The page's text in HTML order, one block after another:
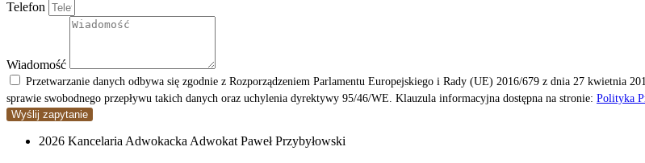
Telefon
Wiadomość
Przetwarzanie danych odbywa się zgodnie z Rozporządzeniem Parlamentu Europejskiego i Rady (UE) 2016/679 z dnia 27 kwietnia
sprawie swobodnego przepływu takich danych oraz uchylenia dyrektywy 95/46/WE. Klauzula informacyjna dostępna na stronie: Polityka
Wyślij zapytanie
2026 Kancelaria Adwokacka Adwokat Paweł Przybyłowski